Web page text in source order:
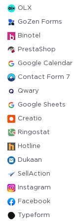
OLX
GoZen Forms
Binotel
PrestaShop
Google Calendar
Contact Form 7
Qwary
Google Sheets
Creatio
Ringostat
Hotline
Dukaan
SellAction
Instagram
Facebook
Typeform